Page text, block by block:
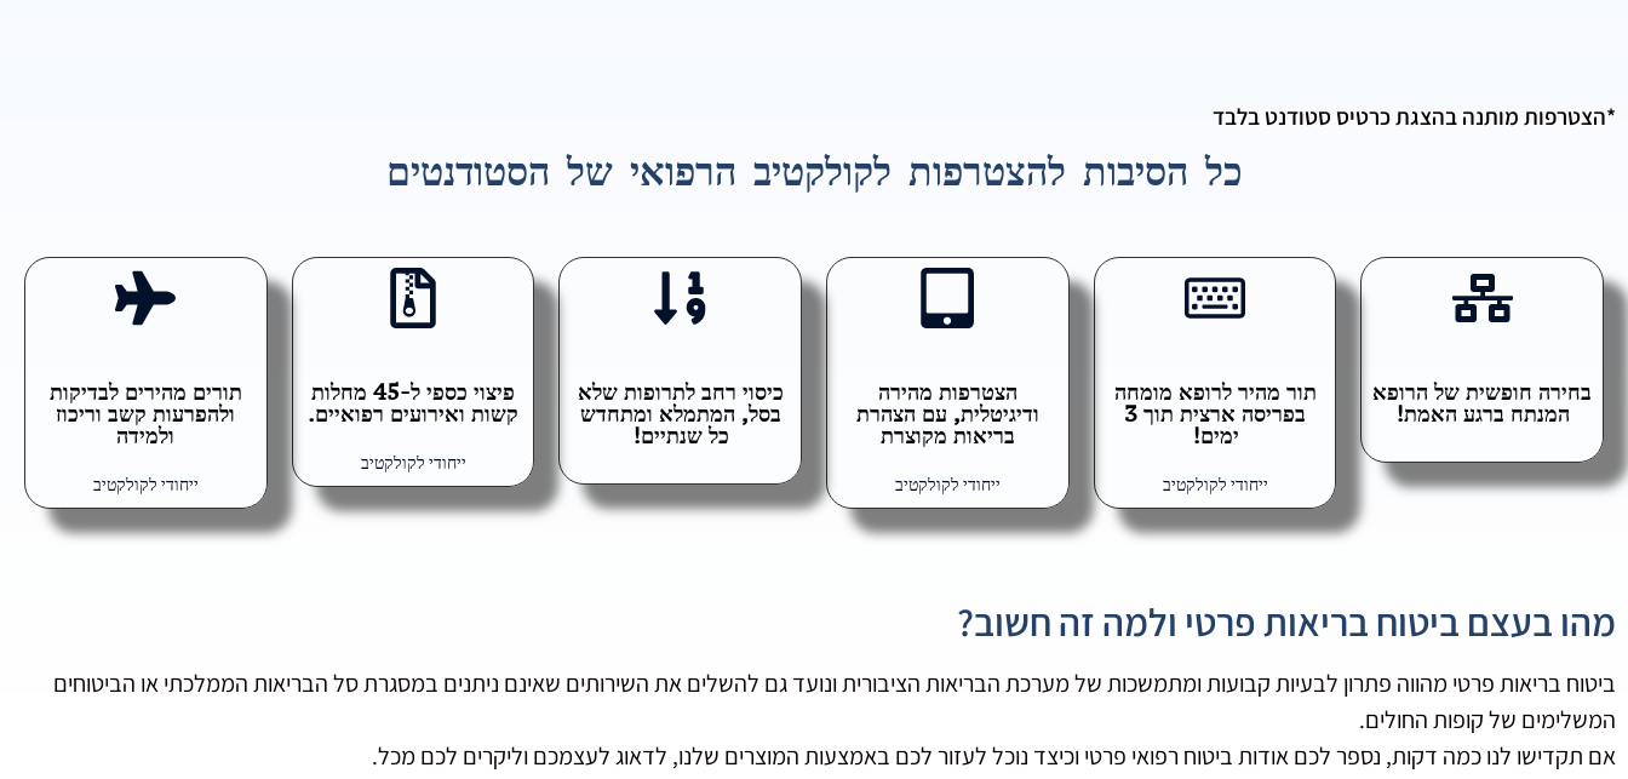
*הצטרפות מותנה בהצגת כרטיס סטודנט בלבד
כל הסיבות להצטרפות לקולקטיב הרפואי של הסטודנטים
בחירה חופשית של הרופא
המנתח ברגע האמת!
תור מהיר לרופא מומחה
בפריסה ארצית תוך 3
ימים!
ייחודי לקולקטיב
הצטרפות מהירה
ודיגיטלית, עם הצהרת
בריאות מקוצרת
ייחודי לקולקטיב
כיסוי רחב לתרופות שלא
בסל, המתמלא ומתחדש
כל שנתיים!
פיצוי כספי ל-45 מחלות
קשות ואירועים רפואיים.
ייחודי לקולקטיב
תורים מהירים לבדיקות
ולהפרעות קשב וריכוז
ולמידה
ייחודי לקולקטיב
מהו בעצם ביטוח בריאות פרטי ולמה זה חשוב?
ביטוח בריאות פרטי מהווה פתרון לבעיות קבועות ומתמשכות של מערכת הבריאות הציבורית ונועד גם להשלים את השירותים שאינם ניתנים במסגרת סל הבריאות הממלכתי או הביטוחים
המשלימים של קופות החולים.
אם תקדישו לנו כמה דקות, נספר לכם אודות ביטוח רפואי פרטי וכיצד נוכל לעזור לכם באמצעות המוצרים שלנו, לדאוג לעצמכם וליקרים לכם מכל.